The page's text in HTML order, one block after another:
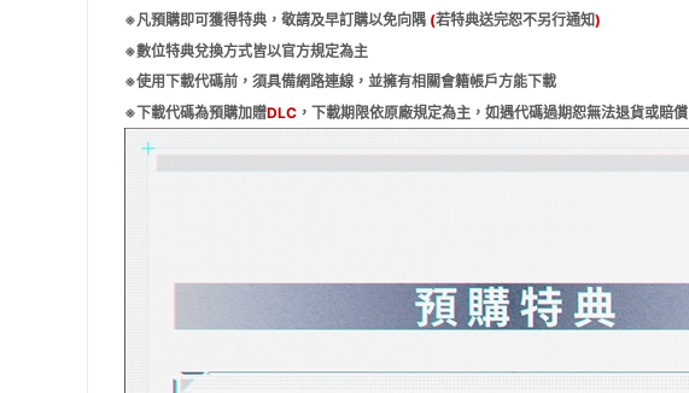
※凡預購即可獲得特典，敬請及早訂購以免向隅 (若特典送完恕不另行通知)
※數位特典兌換方式皆以官方規定為主
※使用下載代碼前，須具備網路連線，並擁有相關會籍帳戶方能下載
※下載代碼為預購加贈DLC ，下載期限依原廠規定為主，如遇代碼過期恕無法退貨或賠償